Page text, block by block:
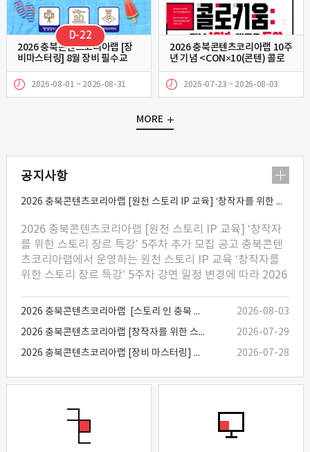
2026 충북콘텐츠코리아랩 [장
비마스터링] 8월 장비 필수교
육 참가자 모집
2026-08-01 ~ 2026-08-31
D-22
2026 충북콘텐츠코리아랩 10주
년 기념 <CON×10(콘텐) 콜로
키움> 참여자 모집
2026-07-23 ~ 2026-08-03
MORE
공지사항
2026 충북콘텐츠코리아랩 [원천 스토리 IP 교육] ‘창작자를 위한 스토리 장르 특강’ 5주차 추가 모집 공고
2026 충북콘텐츠코리아랩 [원천 스토리 IP 교육] ‘창작자
를 위한 스토리 장르 특강’ 5주차 추가 모집 공고 충북콘텐
츠코리아랩에서 운영하는 원천 스토리 IP 교육 ‘창작자를
위한 스토리 장르 특강’ 5주차 강연 일정 변경에 따라 2026
연 참여자를 추가 모집하오니, 범죄/스릴러 장르 및 스토리
IP 창작에 관심 있는 여러분의 많은 참여 바랍니다. ▶ 신청
링크: https://forms.gle/qFMM7BiSu81362ZK7 ※ 기
존 5주차 강연 신청자 중 8월 12일 강연 참석을 희망하시는
가. 교 육 명: 2026 충북콘텐츠코리아랩 [원천 스토리 IP 교
범죄·스릴러 장르의 이야기 구성 방식과 창작 문법에 대한
현업 작가 강연 - 소재 발굴, 인물·캐릭터 설정 등 장르별 특
징을 바탕으로 한 실무 창작 노하우 전달 - 수강생 질의응답
2026 충북콘텐츠코리아랩 [스토리 인 충북 영상 제작지원] 선정결과
2026-08-03
2026 충북콘텐츠코리아랩 [창작자를 위한 스토리 장르 특강] 5주차 강연 취소 및 일정 연기 안내
2026-07-29
2026 충북콘텐츠코리아랩 [장비 마스터링] 생성형 AI를 활용한 상품개발 굿즈 제작 기본과정 수강생 모집공고
2026-07-28